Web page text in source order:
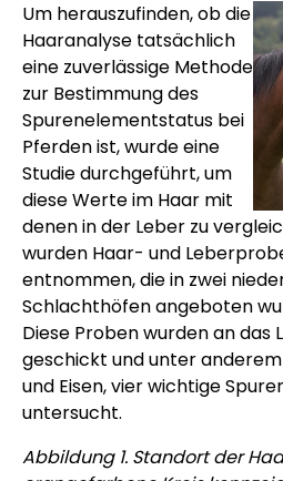
Um herauszufinden, ob die
Haaranalyse tatsächlich
eine zuverlässige Methode
zur Bestimmung des
Spurenelementstatus bei
Pferden ist, wurde eine
Studie durchgeführt, um
diese Werte im Haar mit
denen in der Leber zu
wurden Haar- und
entnommen, die in zwei
Schlachthöfen angeboten
Diese Proben wurden an das
geschickt und unter anderem
und Eisen, vier wichtige
untersucht.
Abbildung 1. Standort der